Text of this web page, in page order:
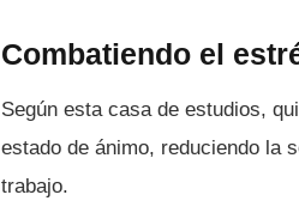
Combatiendo el
Según esta casa de estudios,
estado de ánimo, reduciendo la
trabajo.